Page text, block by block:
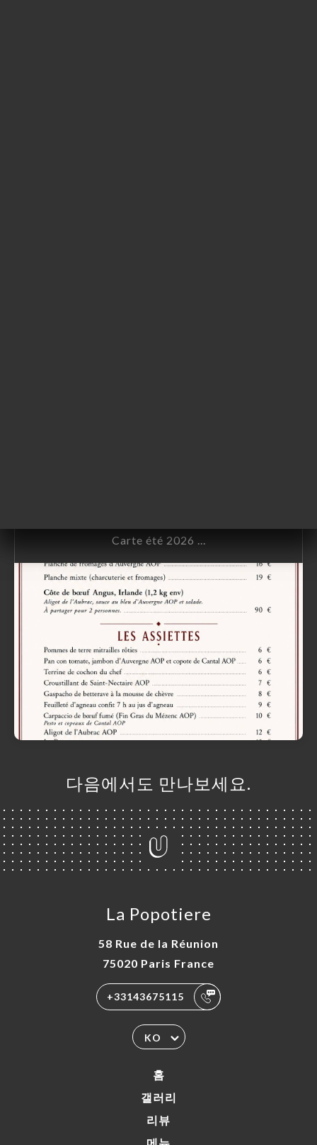
Carte été 2026 ...
다음에서도 만나보세요.
La Popotiere
58 Rue de la Réunion
75020 Paris France
+33143675115
KO
홈
갤러리
리뷰